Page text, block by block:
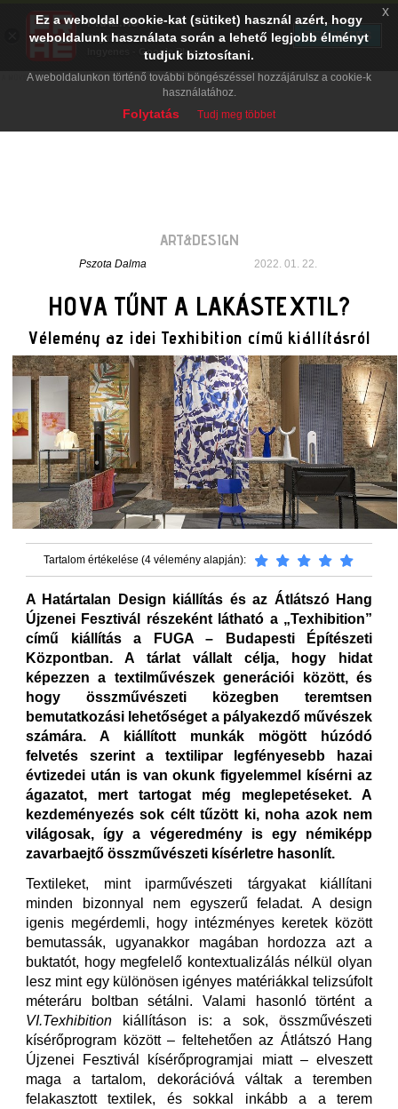
ART&DESIGN
Pszota Dalma 2022. 01. 22.
HOVA TŰNT A LAKÁSTEXTIL?
Vélemény az idei Texhibition című kiállításról
Tartalom értékelése (4 vélemény alapján):
A Határtalan Design kiállítás és az Átlátszó Hang
Újzenei Fesztivál részeként látható a „Texhibition”
című kiállítás a FUGA – Budapesti Építészeti
Központban. A tárlat vállalt célja, hogy hidat
képezzen a textilművészek generációi között, és
hogy összművészeti közegben teremtsen
bemutatkozási lehetőséget a pályakezdő művészek
számára. A kiállított munkák mögött húzódó
felvetés szerint a textilipar legfényesebb hazai
évtizedei után is van okunk figyelemmel kísérni az
ágazatot, mert tartogat még meglepetéseket. A
kezdeményezés sok célt tűzött ki, noha azok nem
világosak, így a végeredmény is egy némiképp
zavarbaejtő összművészeti kísérletre hasonlít.
Textileket, mint iparművészeti tárgyakat kiállítani
minden bizonnyal nem egyszerű feladat. A design
igenis megérdemli, hogy intézményes keretek között
bemutassák, ugyanakkor magában hordozza azt a
buktatót, hogy megfelelő kontextualizálás nélkül olyan
lesz mint egy különösen igényes matériákkal telizsúfolt
méteráru boltban sétálni. Valami hasonló történt a
VI.Texhibition kiállításon is: a sok, összművészeti
kísérőprogram között – feltehetően az Átlátszó Hang
Újzenei Fesztivál kísérőprogramjai miatt – elveszett
maga a tartalom, dekorációvá váltak a teremben
felakasztott textilek, és sokkal inkább a a terem
Ez a weboldal cookie-kat (sütiket) használ azért, hogy
weboldalunk használata során a lehető legjobb élményt
tudjuk biztosítani.
A weboldalunkon történő további böngészéssel hozzájárulsz a cookie-k
használatához.
Folytatás Tudj meg többet
x
PRAE.HU
Digital Evolution
Ingyenes - Google Play
TELEPÍTÉS